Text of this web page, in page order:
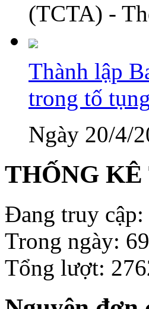
(TCTA) -
Thành lập
trong tố
Ngày 20/4/
THỐNG KÊ
Đang truy cập:
Trong ngày: 69
Tổng lượt: